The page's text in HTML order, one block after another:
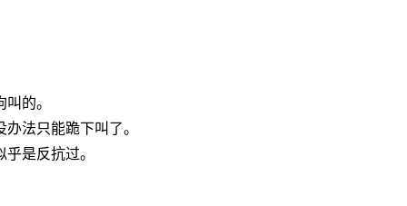
的。
法只能跪下叫了。
是反抗过。